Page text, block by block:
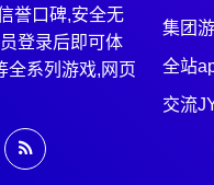
誉口碑,安全无
登录后即可体
全系列游戏,网页
集团
全站
交流